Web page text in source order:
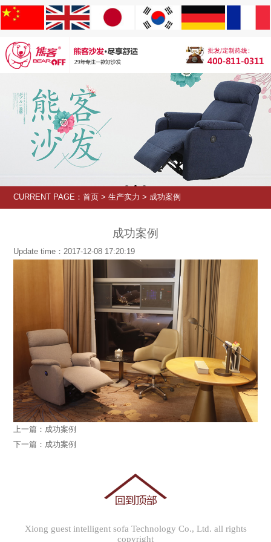
CURRENT PAGE：首页 >生产实力 > 成功案例
成功案例
Update time：2017-12-08 17:20:19
上一篇：成功案例
下一篇：成功案例
Xiong guest intelligent sofa Technology Co., Ltd. all rights
copyright